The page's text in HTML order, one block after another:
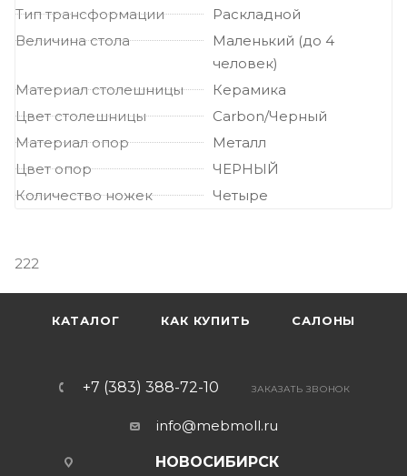
Тип трансформации
Раскладной
Величина стола
Маленький (до 4
человек)
Материал столешницы
Керамика
Цвет столешницы
Carbon/Черный
Материал опор
Металл
Цвет опор
ЧЕРНЫЙ
Количество ножек
Четыре
222
КАТАЛОГ КАК КУПИТЬ САЛОНЫ
+7 (383) 388-72-10 ЗАКАЗАТЬ ЗВОНОК
info@mebmoll.ru
НОВОСИБИРСК